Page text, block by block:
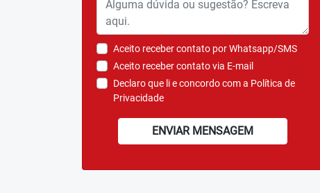
Aceito receber contato por Whatsapp/SMS
Aceito receber contato via E-mail
Declaro que li e concordo com a Política de
Privacidade
ENVIAR MENSAGEM